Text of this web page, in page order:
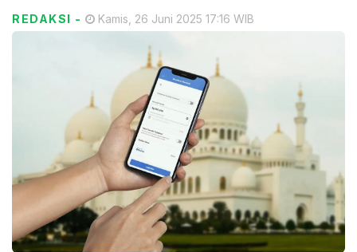
REDAKSI - Kamis, 26 Juni 2025 17:16 WIB